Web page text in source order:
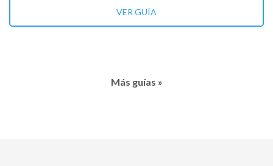
VER GUÍA
Más guías »